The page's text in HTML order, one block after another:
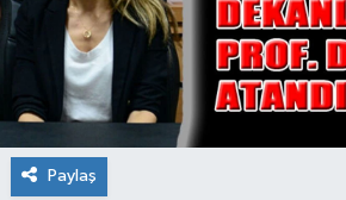
Paylaş